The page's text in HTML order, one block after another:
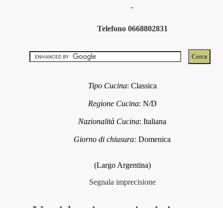
-
Telefono 0668802831
Tipo Cucina: Classica
Regione Cucina: N/D
Nazionalità Cucina:Italiana
Giorno di chiusura:Domenica
(Largo Argentina)
Segnala imprecisione